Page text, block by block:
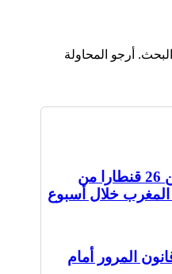
أرجو المحاولة
إحباط محاولات إدخال أزيد من 26 قنطارا من
المغرب خلال أسبوع
المرور أمام